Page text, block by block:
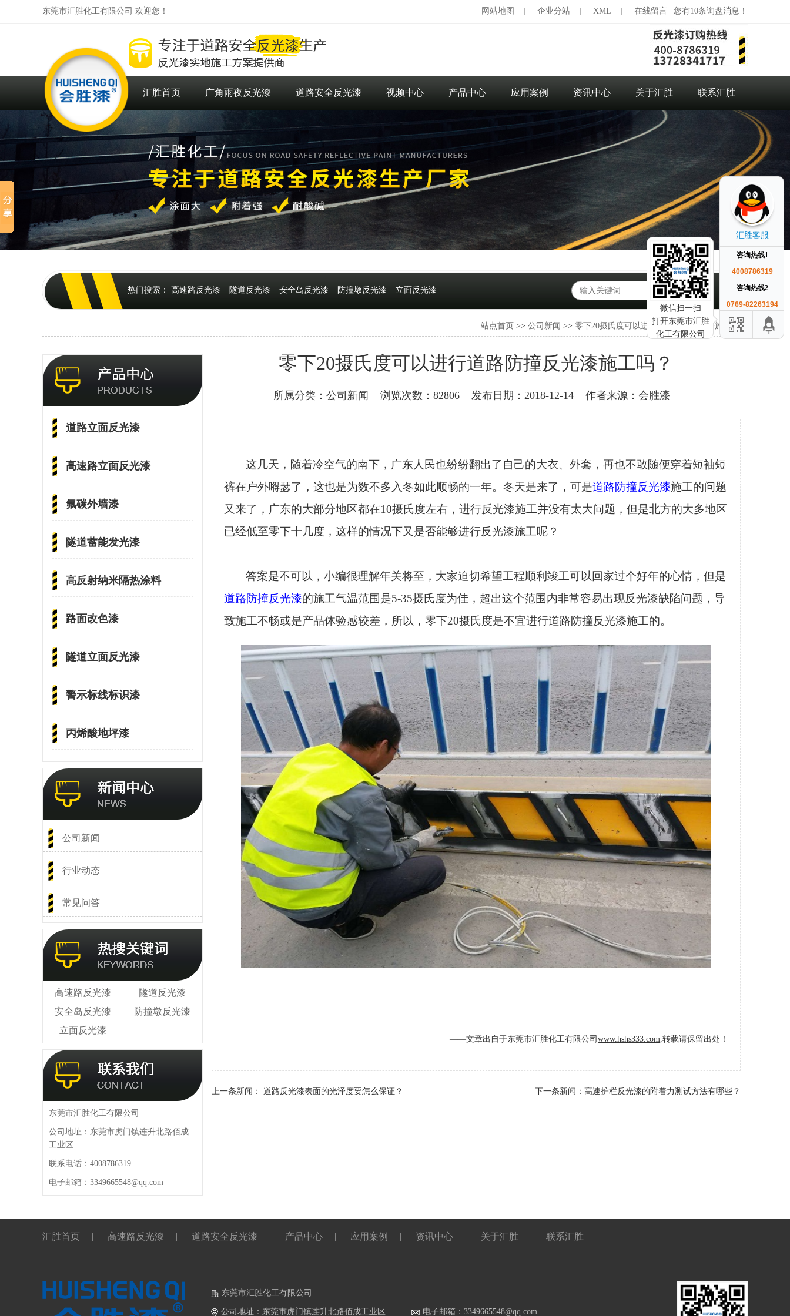
东莞市汇胜化工有限公司 欢迎您！ 网站地图 企业分站 XML 在线留言 您有10条询盘消息！
汇胜首页 广角雨夜反光漆 道路安全反光漆 视频中心 产品中心 应用案例 资讯中心 关于汇胜 联系汇胜
热门搜索： 高速路反光漆 隧道反光漆 安全岛反光漆 防撞墩反光漆 立面反光漆
站点首页 >> 公司新闻 >> 零下20摄氏度可以进行道路防撞反光漆施工吗？
道路立面反光漆
高速路立面反光漆
氟碳外墙漆
隧道蓄能发光漆
高反射纳米隔热涂料
路面改色漆
隧道立面反光漆
警示标线标识漆
丙烯酸地坪漆
公司新闻
行业动态
常见问答
高速路反光漆
隧道反光漆
安全岛反光漆
防撞墩反光漆
立面反光漆
东莞市汇胜化工有限公司
公司地址：东莞市虎门镇连升北路佰成
工业区
联系电话：4008786319
电子邮箱：3349665548@qq.com
零下20摄氏度可以进行道路防撞反光漆施工吗？
所属分类：公司新闻 浏览次数：82806 发布日期：2018-12-14 作者来源：会胜漆
这几天，随着冷空气的南下，广东人民也纷纷翻出了自己的大衣、外套，再也不敢随便穿着短袖短
裤在户外嘚瑟了，这也是为数不多入冬如此顺畅的一年。冬天是来了，可是道路防撞反光漆施工的问题
又来了，广东的大部分地区都在10摄氏度左右，进行反光漆施工并没有太大问题，但是北方的大多地区
已经低至零下十几度，这样的情况下又是否能够进行反光漆施工呢？
答案是不可以，小编很理解年关将至，大家迫切希望工程顺利竣工可以回家过个好年的心情，但是
道路防撞反光漆的施工气温范围是5-35摄氏度为佳，超出这个范围内非常容易出现反光漆缺陷问题，导
致施工不畅或是产品体验感较差，所以，零下20摄氏度是不宜进行道路防撞反光漆施工的。
——文章出自于东莞市汇胜化工有限公司 www.hshs333.com,转载请保留出处！
上一条新闻： 道路反光漆表面的光泽度要怎么保证？ 下一条新闻： 高速护栏反光漆的附着力测试方法有哪些？
汇胜首页 | 高速路反光漆 | 道路安全反光漆 | 产品中心 | 应用案例 | 资讯中心 | 关于汇胜 | 联系汇胜
东莞市汇胜化工有限公司
公司地址：东莞市虎门镇连升北路佰成工业区 电子邮箱：3349665548@qq.com
汇胜客服
咨询热线1
4008786319
咨询热线2
0769-82263194
微信扫一扫
打开东莞市汇胜
化工有限公司